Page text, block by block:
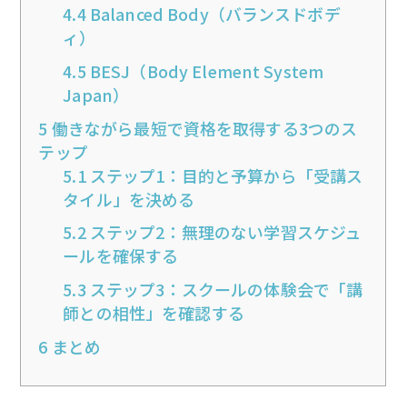
4.4Balanced Body（バランスドボデ
ィ）
4.5 BESJ（Body Element System
Japan）
5 働きながら最短で資格を取得する3つのス
テップ
5.1ステップ1：目的と予算から「受講ス
タイル」を決める
5.2ステップ2：無理のない学習スケジュ
ールを確保する
5.3 ステップ3：スクールの体験会で「講
師との相性」を確認する
6 まとめ